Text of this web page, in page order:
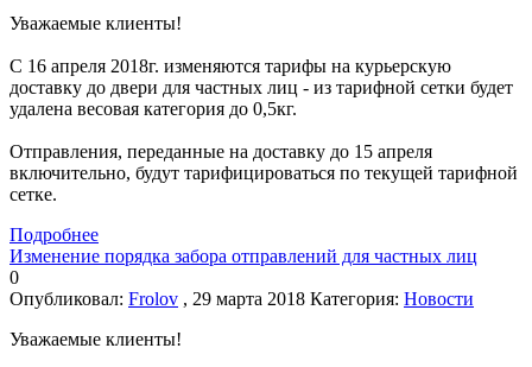
Уважаемые клиенты!
С 16 апреля 2018г. изменяются тарифы на курьерскую
доставку до двери для частных лиц - из тарифной сетки будет
удалена весовая категория до 0,5кг.
Отправления, переданные на доставку до 15 апреля
включительно, будут тарифицироваться по текущей тарифной
сетке.
Подробнее
Изменение порядка забора отправлений для частных лиц
0
Опубликовал: Frolov , 29 марта 2018 Категория: Новости
Уважаемые клиенты!